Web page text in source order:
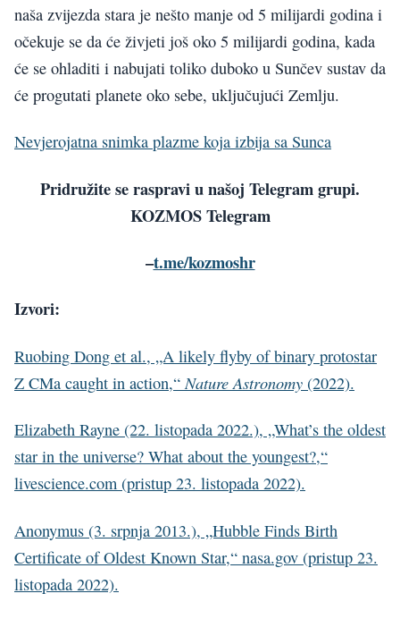
naša zvijezda stara je nešto manje od 5 milijardi godina i
očekuje se da će živjeti još oko 5 milijardi godina, kada
će se ohladiti i nabujati toliko duboko u Sunčev sustav da
će progutati planete oko sebe, uključujući Zemlju.
Nevjerojatna snimka plazme koja izbija sa Sunca
Pridružite se raspravi u našoj Telegram grupi.
KOZMOS Telegram
–t.me/kozmoshr
Izvori:
Ruobing Dong et al., „A likely flyby of binary protostar
Z CMa caught in action,“Nature Astronomy (2022).
Elizabeth Rayne (22. listopada 2022.), „What’s the oldest
star in the universe? What about the youngest?,“
livescience.com (pristup 23. listopada 2022).
Anonymus (3. srpnja 2013.), „Hubble Finds Birth
Certificate of Oldest Known Star,“ nasa.gov (pristup 23.
listopada 2022).